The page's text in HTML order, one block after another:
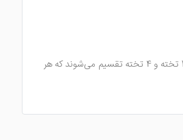
60 اتاق خود را بسیار زیبا طراحی کرده تا میهمانان در هنگام استراحت آرامش بیشتری داشته باشند. اتاق‌های این هتل کیش به 2 تخته، 3 تخته و 4 تخته تقسیم می‌شوند که هر